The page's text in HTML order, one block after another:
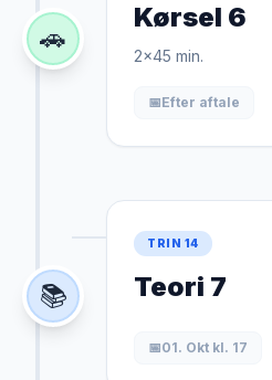
Kørsel 6
2x45 min.
📅Efter aftale
🚗
TRIN 14
Teori 7
📅01. Okt kl. 17
📚